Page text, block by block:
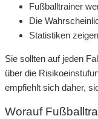
Fußballtrainer
Die
Statistiken
Sie sollten auf jeden
über die
empfiehlt sich daher,
Worauf